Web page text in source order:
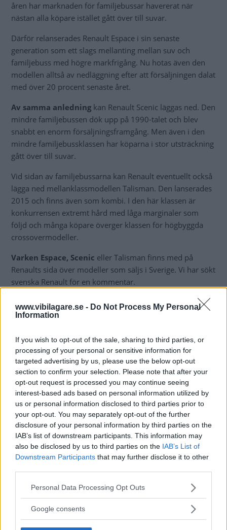
www.vibilagare.se - Do Not Process My Personal
Information
If you wish to opt-out of the sale, sharing to third parties, or
processing of your personal or sensitive information for
targeted advertising by us, please use the below opt-out
section to confirm your selection. Please note that after your
opt-out request is processed you may continue seeing
interest-based ads based on personal information utilized by
us or personal information disclosed to third parties prior to
your opt-out. You may separately opt-out of the further
disclosure of your personal information by third parties on the
IAB’s list of downstream participants. This information may
also be disclosed by us to third parties on the IAB’s List of
Downstream Participants that may further disclose it to other
Please note that this website/app uses one or more Google
not limited to your visit or usage behaviour. You may click to
use your data for below specified purposes in below Google
Personal Data Processing Opt Outs
Google consents
åren har marknaden för familjebussar havererat när
nästan alla köpare istället gått över till suvar.
Därför relanserades Renault Espace i sin senaste
generation som ett slags mellanting mellan suv och
familjebuss med högre markfrigång. Nu hotas även den
modellen alltså av nedläggning efter att försäljningen dalat
med över 20 procent senaste året.
Av samma anledning kan Renault Scenic läggas ned. Den
mindre familjebussen dök upp på 1990-talet och blev
snabbt en enorm försäljningsframgång. Men även i den
mindre familjebussklassen har köparna i stor utsträckning
gått över till suvar.
Vid sidan av familjebussarna kan Renault eventuellt också
lägga ned mellanklassmodellen Talisman. Den lanserades
2015 och finns även som kombi. I den här klassen är
konkurrensen extremt hård med låga marginaler som
följd och många köpare överger klassen för högbyggda
crossovermodeller.
Varken Espace, Scenic eller Talisman finns med på
Renaults sida över modeller som säljs i Sverige. Vi har sökt
svenska Renault för en kommentar.
Uppdatering 18/5:Renaults svenska informationschef
att märket redan innan årsskiftet tog beslutet att inte
fortsätta sälja Espace, Scenic och Talisman.
– Det är för att vi satsar på elektrifieringen nu, både 100
procent el och laddbara bilar. Megane, Captur och Clio
samt Zoe är våra flaggskeppsmodeller och kommer som
laddhybrider och hybrider och Zoe lanserades ju redan
2012 med 100 procent el. Även en elektrifierad C-
segmentsmodell är planerad för framtiden samt att Dacia
har som mål att bygga en prisvärd elbil med 200
kilometers räckvidd, säger hon.